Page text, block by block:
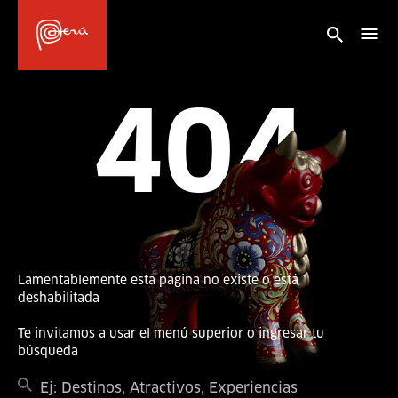
404
Lamentablemente esta página no existe o está
deshabilitada
Te invitamos a usar el menú superior o ingresar tu
búsqueda